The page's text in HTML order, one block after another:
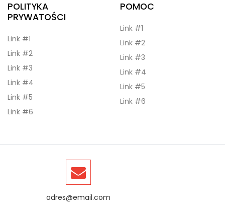
POLITYKA
PRYWATOŚCI
Link #1
Link #2
Link #3
Link #4
Link #5
Link #6
POMOC
Link #1
Link #2
Link #3
Link #4
Link #5
Link #6
adres@email.com